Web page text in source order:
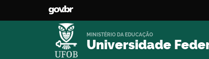
Universidade
MINISTÉRIO DA EDUCAÇÃO